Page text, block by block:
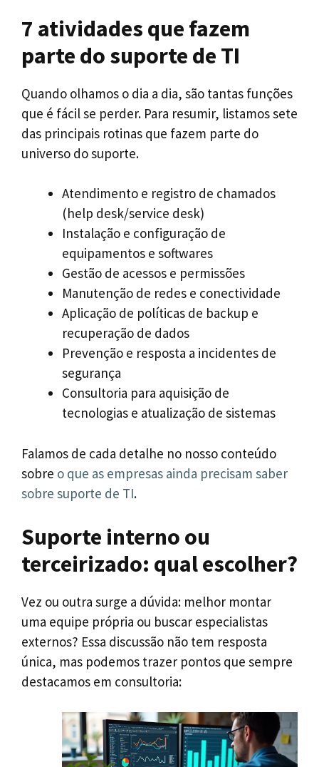
7 atividades que fazem
parte do suporte de TI
Quando olhamos o dia a dia, são tantas funções
que é fácil se perder. Para resumir, listamos sete
das principais rotinas que fazem parte do
universo do suporte.
Atendimento e registro de chamados
(help desk/service desk)
Instalação e configuração de
equipamentos e softwares
Gestão de acessos e permissões
Manutenção de redes e conectividade
Aplicação de políticas de backup e
recuperação de dados
Prevenção e resposta a incidentes de
segurança
Consultoria para aquisição de
tecnologias e atualização de sistemas
Falamos de cada detalhe no nosso conteúdo
sobre o que as empresas ainda precisam saber
sobre suporte de TI.
Suporte interno ou
terceirizado: qual escolher?
Vez ou outra surge a dúvida: melhor montar
uma equipe própria ou buscar especialistas
externos? Essa discussão não tem resposta
única, mas podemos trazer pontos que sempre
destacamos em consultoria: